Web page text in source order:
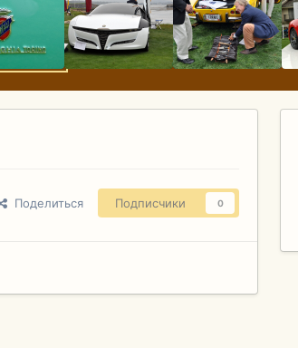
Поделиться Подписчики 0